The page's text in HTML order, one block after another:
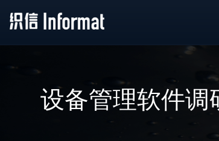
设备管理软件调